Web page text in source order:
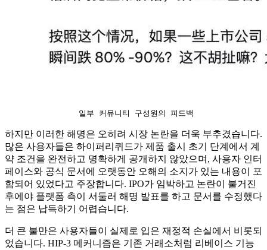
일부 커뮤니티 구성원의 피드백
하지만 이러한 해명은 오히려 시장 논란을 더욱 부추겼습니다.
많은 사용자들은 하이퍼리퀴드가 제품 출시 초기 단계에서 계
약 조건을 완전하고 명확하게 공개하지 않았으며, 사용자 인터
페이스와 공식 문서에 오랫동안 오해의 소지가 있는 내용이 포
함되어 있었다고 주장합니다. IPO가 임박하고 논란이 불거진
후에야 플랫폼 측이 서둘러 해명 발표를 하고 문서를 수정했다
는 점은 납득하기 어렵습니다.
더 큰 불만은 사용자들이 실제로 입은 재정적 손실에서 비롯되
었습니다. HIP-3 메커니즘은 기존 거래소처럼 리베이스 기능